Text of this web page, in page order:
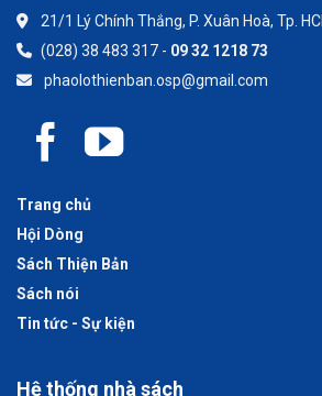
21/1 Lý Chính Thắng, P. Xuân Hoà, Tp.
(028) 38 483 317 - 09 32 1218 73
phaolothienban.osp@gmail.com
Trang chủ
Hội Dòng
Sách Thiện Bản
Sách nói
Tin tức - Sự kiện
Hệ thống nhà sách